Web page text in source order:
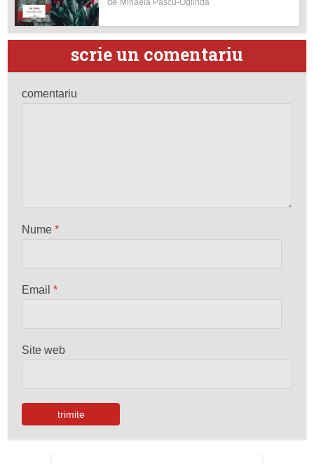
Mihaela Pascu-Oglindă
scrie un comentariu
comentariu
Nume*
Email*
Site web